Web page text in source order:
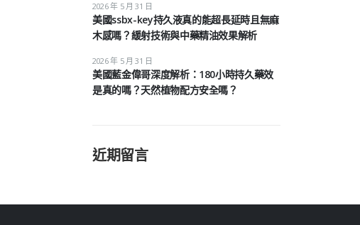
美國ssbx-key持久液真的能超長延時且無麻
木感嗎？緩射技術與中藥精油效果解析
2026 年 5 月 31 日
美國藍金偉哥深度解析：180小時持久藥效
是真的嗎？天然植物配方安全嗎？
2026 年 5 月 31 日
近期留言